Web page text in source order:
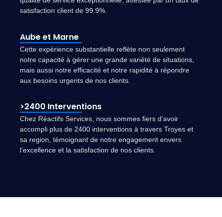
satisfaction client de 99.9%.
Aube et Marne
Cette expérience substantielle reflète non seulement
notre capacité à gérer une grande variété de situations,
mais aussi notre efficacité et notre rapidité à répondre
aux besoins urgents de nos clients.
>2400 Interventions
Chez Réactifs Services, nous sommes fiers d’avoir
accompli plus de 2400 interventions à travers Troyes et
sa region, témoignant de notre engagement envers
l’excellence et la satisfaction de nos clients.